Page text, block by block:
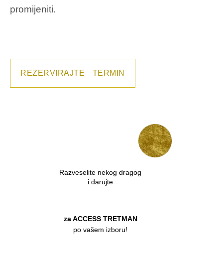
promijeniti.
REZERVIRAJTE TERMIN
Razveselite nekog dragog
i darujte
za ACCESS TRETMAN
po vašem izboru!